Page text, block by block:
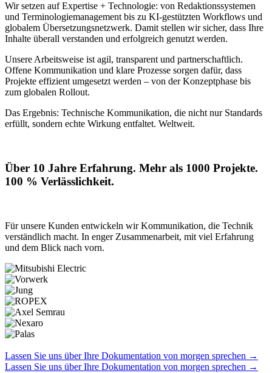
Wir setzen auf Expertise + Technologie: von Redaktionssystemen
und Terminologiemanagement bis zu KI-gestützten Workflows und
globalem Übersetzungsnetzwerk. Damit stellen wir sicher, dass Ihre
Inhalte überall verstanden und erfolgreich genutzt werden.
Unsere Arbeitsweise ist agil, transparent und partnerschaftlich.
Offene Kommunikation und klare Prozesse sorgen dafür, dass
Projekte effizient umgesetzt werden – von der Konzeptphase bis
zum globalen Rollout.
Das Ergebnis: Technische Kommunikation, die nicht nur Standards
erfüllt, sondern echte Wirkung entfaltet. Weltweit.
Über 10 Jahre Erfahrung. Mehr als 1000 Projekte.
100 % Verlässlichkeit.
Für unsere Kunden entwickeln wir Kommunikation, die Technik
verständlich macht. In enger Zusammenarbeit, mit viel Erfahrung
und dem Blick nach vorn.
Lassen Sie uns über Ihre Dokumentation von morgen sprechen →
Lassen Sie uns über Ihre Dokumentation von morgen sprechen →